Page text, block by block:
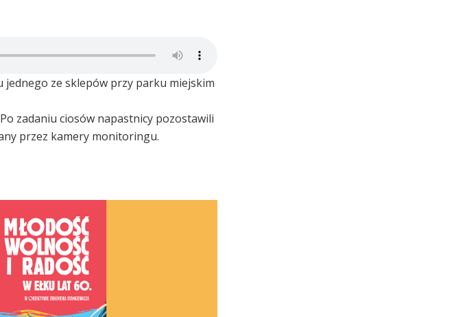
jednego ze sklepów przy parku miejskim
zadaniu ciosów napastnicy pozostawili
przez kamery monitoringu.